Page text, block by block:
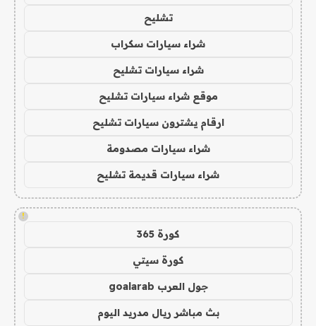
تشليح
شراء سيارات سكراب
شراء سيارات تشليح
موقع شراء سيارات تشليح
ارقام يشترون سيارات تشليح
شراء سيارات مصدومة
شراء سيارات قديمة تشليح
!
كورة 365
كورة سيتي
جول العرب goalarab
بث مباشر ريال مدريد اليوم